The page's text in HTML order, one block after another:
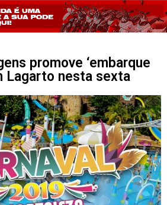
promove ‘embarque
Lagarto nesta sexta